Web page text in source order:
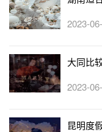
2023-
大同比
2023-
昆明度